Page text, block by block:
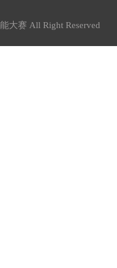
大赛 All Right Reserved